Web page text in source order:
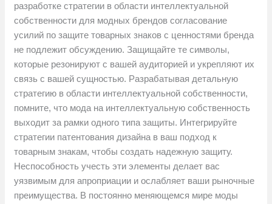
разработке стратегии в области интеллектуальной
собственности для модных брендов согласование
усилий по защите товарных знаков с ценностями бренда
не подлежит обсуждению. Защищайте те символы,
которые резонируют с вашей аудиторией и укрепляют их
связь с вашей сущностью. Разрабатывая детальную
стратегию в области интеллектуальной собственности,
помните, что мода на интеллектуальную собственность
выходит за рамки одного типа защиты. Интегрируйте
стратегии патентования дизайна в ваш подход к
товарным знакам, чтобы создать надежную защиту.
Неспособность учесть эти элементы делает вас
уязвимым для апроприации и ослабляет ваши рыночные
преимущества. В постоянно меняющемся мире моды